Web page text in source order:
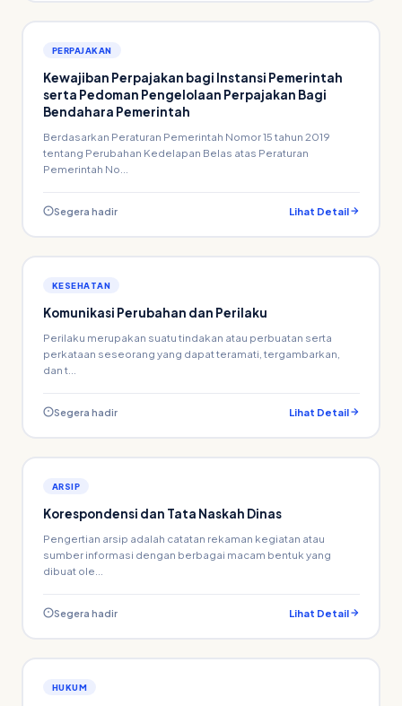
PERPAJAKAN
Kewajiban Perpajakan bagi Instansi Pemerintah
serta Pedoman Pengelolaan Perpajakan Bagi
Bendahara Pemerintah
Berdasarkan Peraturan Pemerintah Nomor 15 tahun 2019
tentang Perubahan Kedelapan Belas atas Peraturan
Pemerintah No...
Segera hadir Lihat Detail
KESEHATAN
Komunikasi Perubahan dan Perilaku
Perilaku merupakan suatu tindakan atau perbuatan serta
perkataan seseorang yang dapat teramati, tergambarkan,
dan t...
Segera hadir Lihat Detail
ARSIP
Korespondensi dan Tata Naskah Dinas
Pengertian arsip adalah catatan rekaman kegiatan atau
sumber informasi dengan berbagai macam bentuk yang
dibuat ole...
Segera hadir Lihat Detail
HUKUM